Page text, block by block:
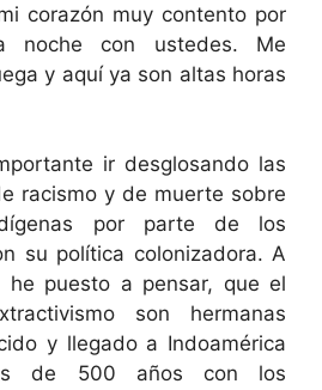
corazón muy contento por
noche con ustedes. Me
y aquí ya son altas horas
ir desglosando las
racismo y de muerte sobre
por parte de los
su política colonizadora. A
puesto a pensar, que el
son hermanas
y llegado a Indoamérica
de 500 años con los